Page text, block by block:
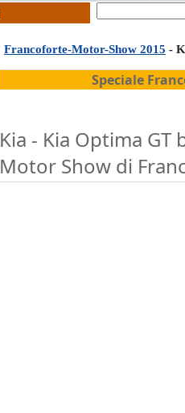
Francoforte-Motor-Show 2015 -
Speciale
Kia - Kia Optima
Motor Show di